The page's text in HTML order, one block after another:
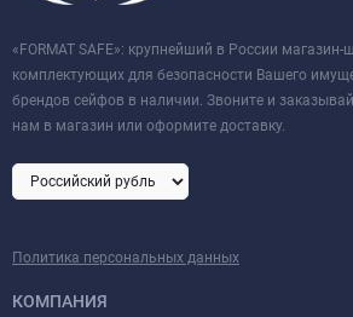
«FORMAT SAFE»: крупнейший в России
комплектующих для безопасности Вашего
брендов сейфов в наличии. Звоните и
нам в магазин или оформите доставку.
Политика персональных данных
КОМПАНИЯ